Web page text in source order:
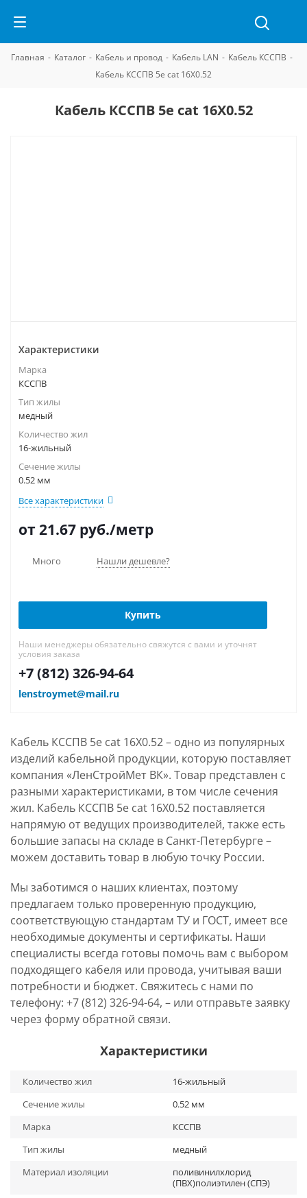
Главная - Каталог - Кабель и провод - Кабель LAN - Кабель КССПВ -
Кабель КССПВ 5e cat 16Х0.52
Кабель КССПВ 5e cat 16Х0.52
Характеристики
Марка
КССПВ
Тип жилы
медный
Количество жил
16-жильный
Сечение жилы
0.52 мм
Все характеристики
от 21.67 руб./метр
Много Нашли дешевле?
Купить
Наши менеджеры обязательно свяжутся с вами и уточнят
условия заказа
+7 (812) 326-94-64
lenstroymet@mail.ru
Кабель КССПВ 5e cat 16Х0.52 – одно из популярных
изделий кабельной продукции, которую поставляет
компания «ЛенСтройМет ВК». Товар представлен с
разными характеристиками, в том числе сечения
жил. Кабель КССПВ 5e cat 16Х0.52 поставляется
напрямую от ведущих производителей, также есть
большие запасы на складе в Санкт-Петербурге –
можем доставить товар в любую точку России.
Мы заботимся о наших клиентах, поэтому
предлагаем только проверенную продукцию,
соответствующую стандартам ТУ и ГОСТ, имеет все
необходимые документы и сертификаты. Наши
специалисты всегда готовы помочь вам с выбором
подходящего кабеля или провода, учитывая ваши
потребности и бюджет. Свяжитесь с нами по
телефону: +7 (812) 326-94-64, – или отправьте заявку
через форму обратной связи.
Характеристики
Количество жил
16-жильный
Сечение жилы
0.52 мм
Марка
КССПВ
Тип жилы
медный
Материал изоляции
поливинилхлорид
(ПВХ)полиэтилен (СПЭ)